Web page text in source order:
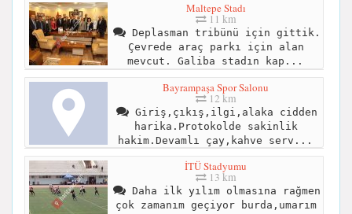
Maltepe Stadı
11 km
Deplasman tribünü için gittik.
Çevrede araç parkı için alan
mevcut. Galiba stadın kap...
Bayrampaşa Spor Salonu
12 km
Giriş,çıkış,ilgi,alaka cidden
harika.Protokolde sakinlik
hakim.Devamlı çay,kahve serv...
İTÜ Stadyumu
13 km
Daha ilk yılım olmasına rağmen
çok zamanım geçiyor burda,umarım